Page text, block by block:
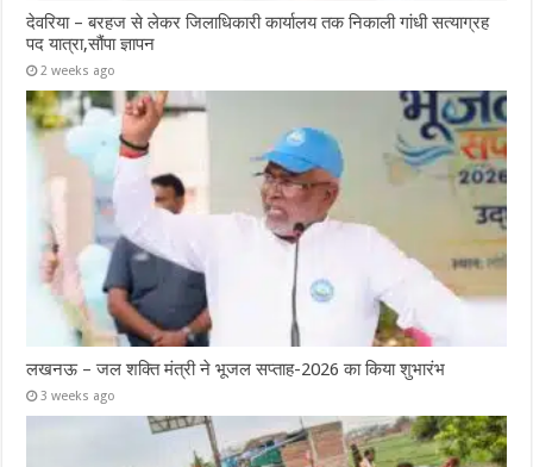
देवरिया – बरहज से लेकर जिलाधिकारी कार्यालय तक निकाली गांधी सत्याग्रह
पद यात्रा,सौंपा ज्ञापन
2 weeks ago
लखनऊ – जल शक्ति मंत्री ने भूजल सप्ताह-2026 का किया शुभारंभ
3 weeks ago